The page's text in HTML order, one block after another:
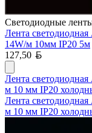
Светодиодные
Лента
14W/м 10мм IP20 5м
127,50
Лента
м 10 мм IP20
Лента
м 10 мм IP20